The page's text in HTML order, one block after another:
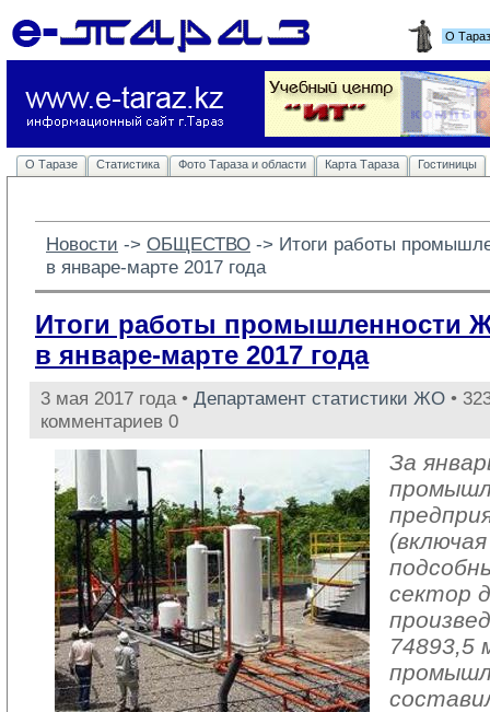
О
О Таразе Статистика Фото Тараза и области Карта Тараза Гостиницы
Новости -> ОБЩЕСТВО -> Итоги работы
в январе-марте 2017 года
Итоги работы промышленности
в январе-марте 2017 года
3 мая 2017 года • Департамент статистики ЖО •
комментариев 0
За
сектор
74893,5